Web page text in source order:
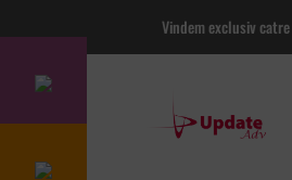
Vindem exclusiv